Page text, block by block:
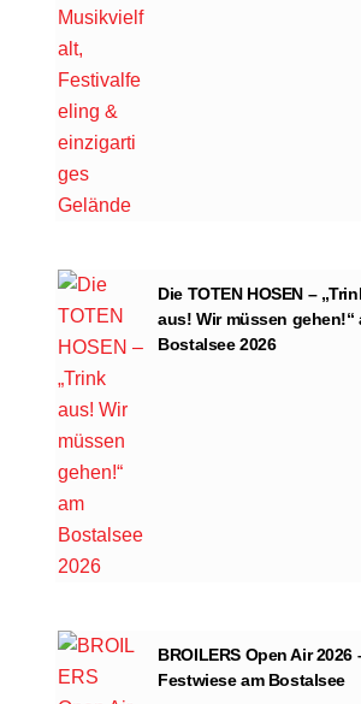
Die TOTEN HOSEN –
aus! Wir müssen gehen!“
Bostalsee 2026
BROILERS Open Air 2026
Festwiese am Bostalsee